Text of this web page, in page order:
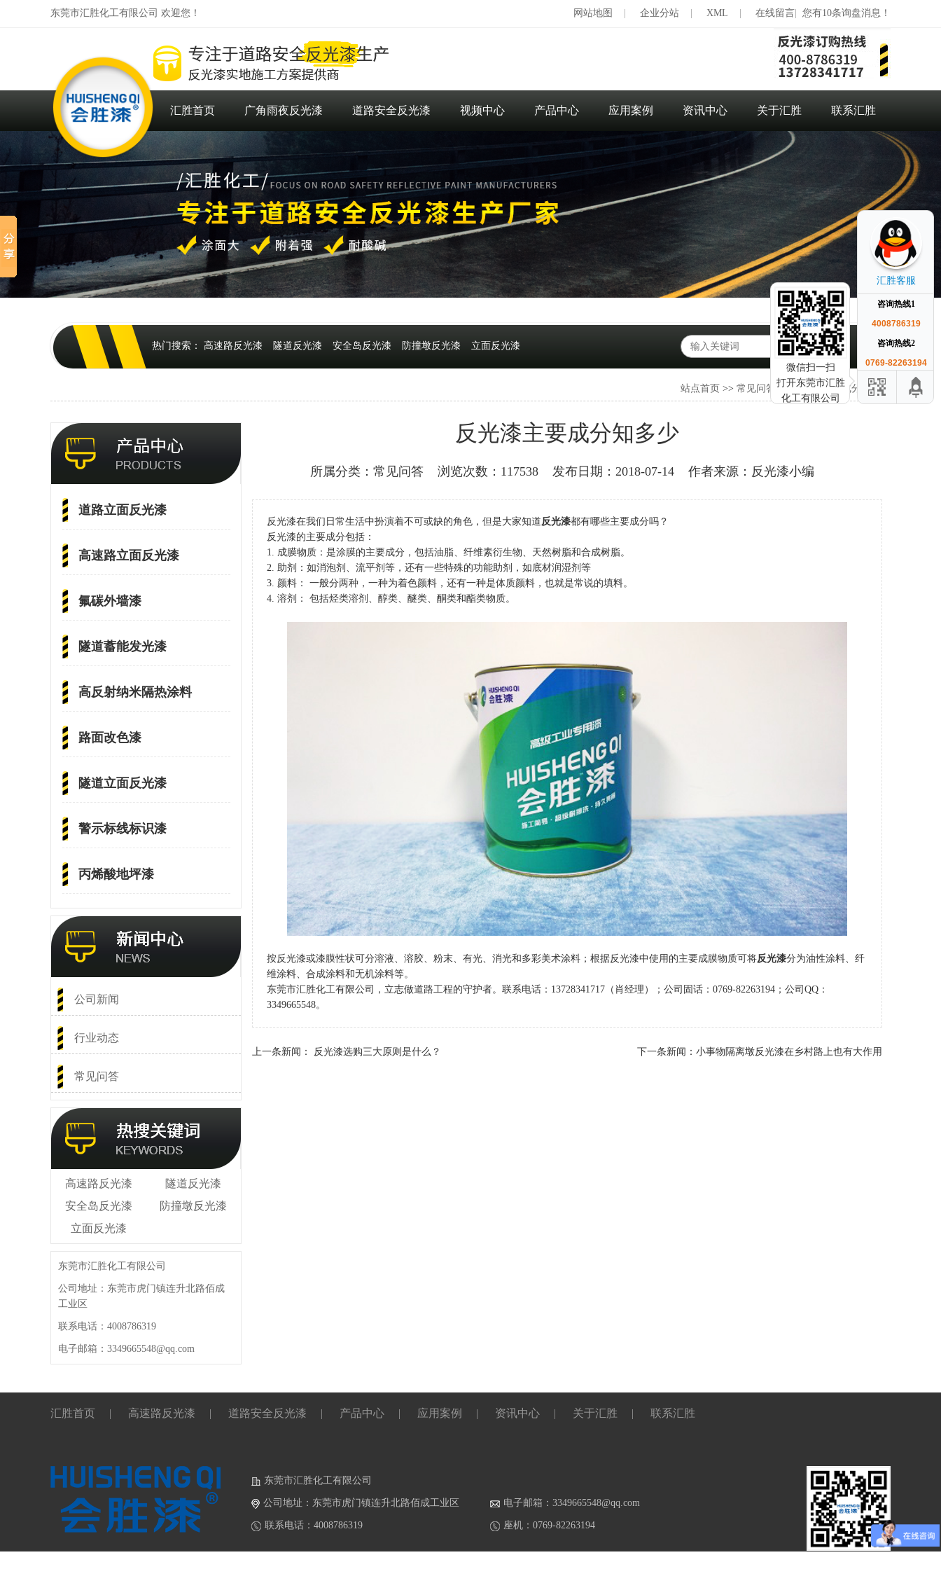
东莞市汇胜化工有限公司 欢迎您！ 网站地图 企业分站 XML 在线留言 您有10条询盘消息！
汇胜首页 广角雨夜反光漆 道路安全反光漆 视频中心 产品中心 应用案例 资讯中心 关于汇胜 联系汇胜
热门搜索： 高速路反光漆 隧道反光漆 安全岛反光漆 防撞墩反光漆 立面反光漆
站点首页 >> 常见问答 >>反光漆主要成分知多少
道路立面反光漆
高速路立面反光漆
氟碳外墙漆
隧道蓄能发光漆
高反射纳米隔热涂料
路面改色漆
隧道立面反光漆
警示标线标识漆
丙烯酸地坪漆
公司新闻
行业动态
常见问答
高速路反光漆
隧道反光漆
安全岛反光漆
防撞墩反光漆
立面反光漆
东莞市汇胜化工有限公司
公司地址：东莞市虎门镇连升北路佰成
电子邮箱：3349665548@qq.com
反光漆主要成分知多少
所属分类：常见问答 浏览次数：117538 发布日期：2018-07-14 作者来源：反光漆小编
反光漆在我们日常生活中扮演着不可或缺的角色，但是大家知道反光漆都有哪些主要成分吗？
反光漆的主要成分包括：
1. 成膜物质：是涂膜的主要成分，包括油脂、纤维素衍生物、天然树脂和合成树脂。
2. 助剂：如消泡剂、流平剂等，还有一些特殊的功能助剂，如底材润湿剂等
3. 颜料： 一般分两种，一种为着色颜料，还有一种是体质颜料，也就是常说的填料。
4. 溶剂： 包括烃类溶剂、醇类、醚类、酮类和酯类物质。
按反光漆或漆膜性状可分溶液、溶胶、粉末、有光、消光和多彩美术涂料；根据反光漆中使用的主要成膜物质可将反光漆分为油性涂料、纤
维涂料、合成涂料和无机涂料等。
东莞市汇胜化工有限公司，立志做道路工程的守护者。联系电话：13728341717（肖经理）；公司固话：0769-82263194；公司QQ：
3349665548。
上一条新闻： 反光漆选购三大原则是什么？ 下一条新闻： 小事物隔离墩反光漆在乡村路上也有大作用
汇胜首页 | 高速路反光漆 道路安全反光漆 产品中心
汇胜客服
咨询热线1
4008786319
咨询热线2
0769-82263194
微信扫一扫
打开东莞市汇胜
化工有限公司